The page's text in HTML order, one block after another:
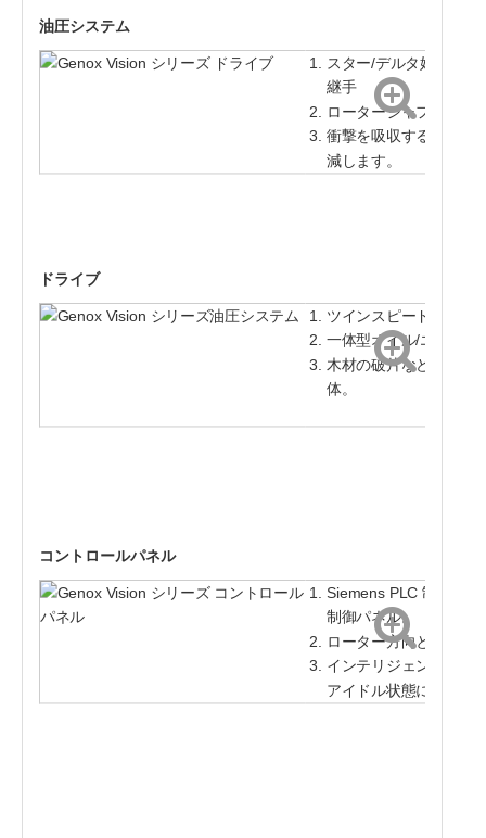
油圧システム
スター/デルタ始動用
継手
ローターシャフトに直
衝撃を吸収するギアボ
減します。
ドライブ
ツインスピード油圧、
一体型オイル/エアクー
木材の破片などの危険
体。
コントロールパネル
Siemens PLC 制御シ
制御パネル。
ローター方向と油圧圧
インテリジェントなプ
アイドル状態になると